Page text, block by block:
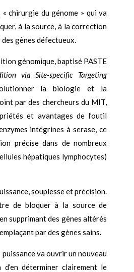
« chirurgie du génome » qui va
à la source, à la correction
gènes défectueux.
génomique, baptisé PASTE
via Site-specific Targeting
la biologie et la
par des chercheurs du MIT,
et avantages de l’outil
intégrines à serase, ce
précise dans de nombreux
hépatiques lymphocytes)
souplesse et précision.
de bloquer à la source de
supprimant des gènes altérés
par des gènes sains.
va ouvrir un nouveau
déterminer clairement le